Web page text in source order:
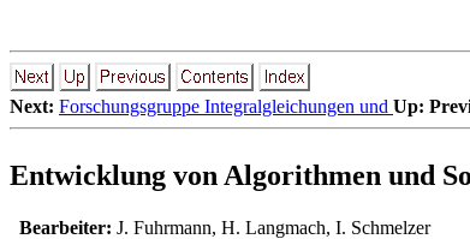
Next: Forschungsgruppe Integralgleichungen und Up:
Entwicklung von Algorithmen und
Bearbeiter: J. Fuhrmann, H. Langmach, I. Schmelzer